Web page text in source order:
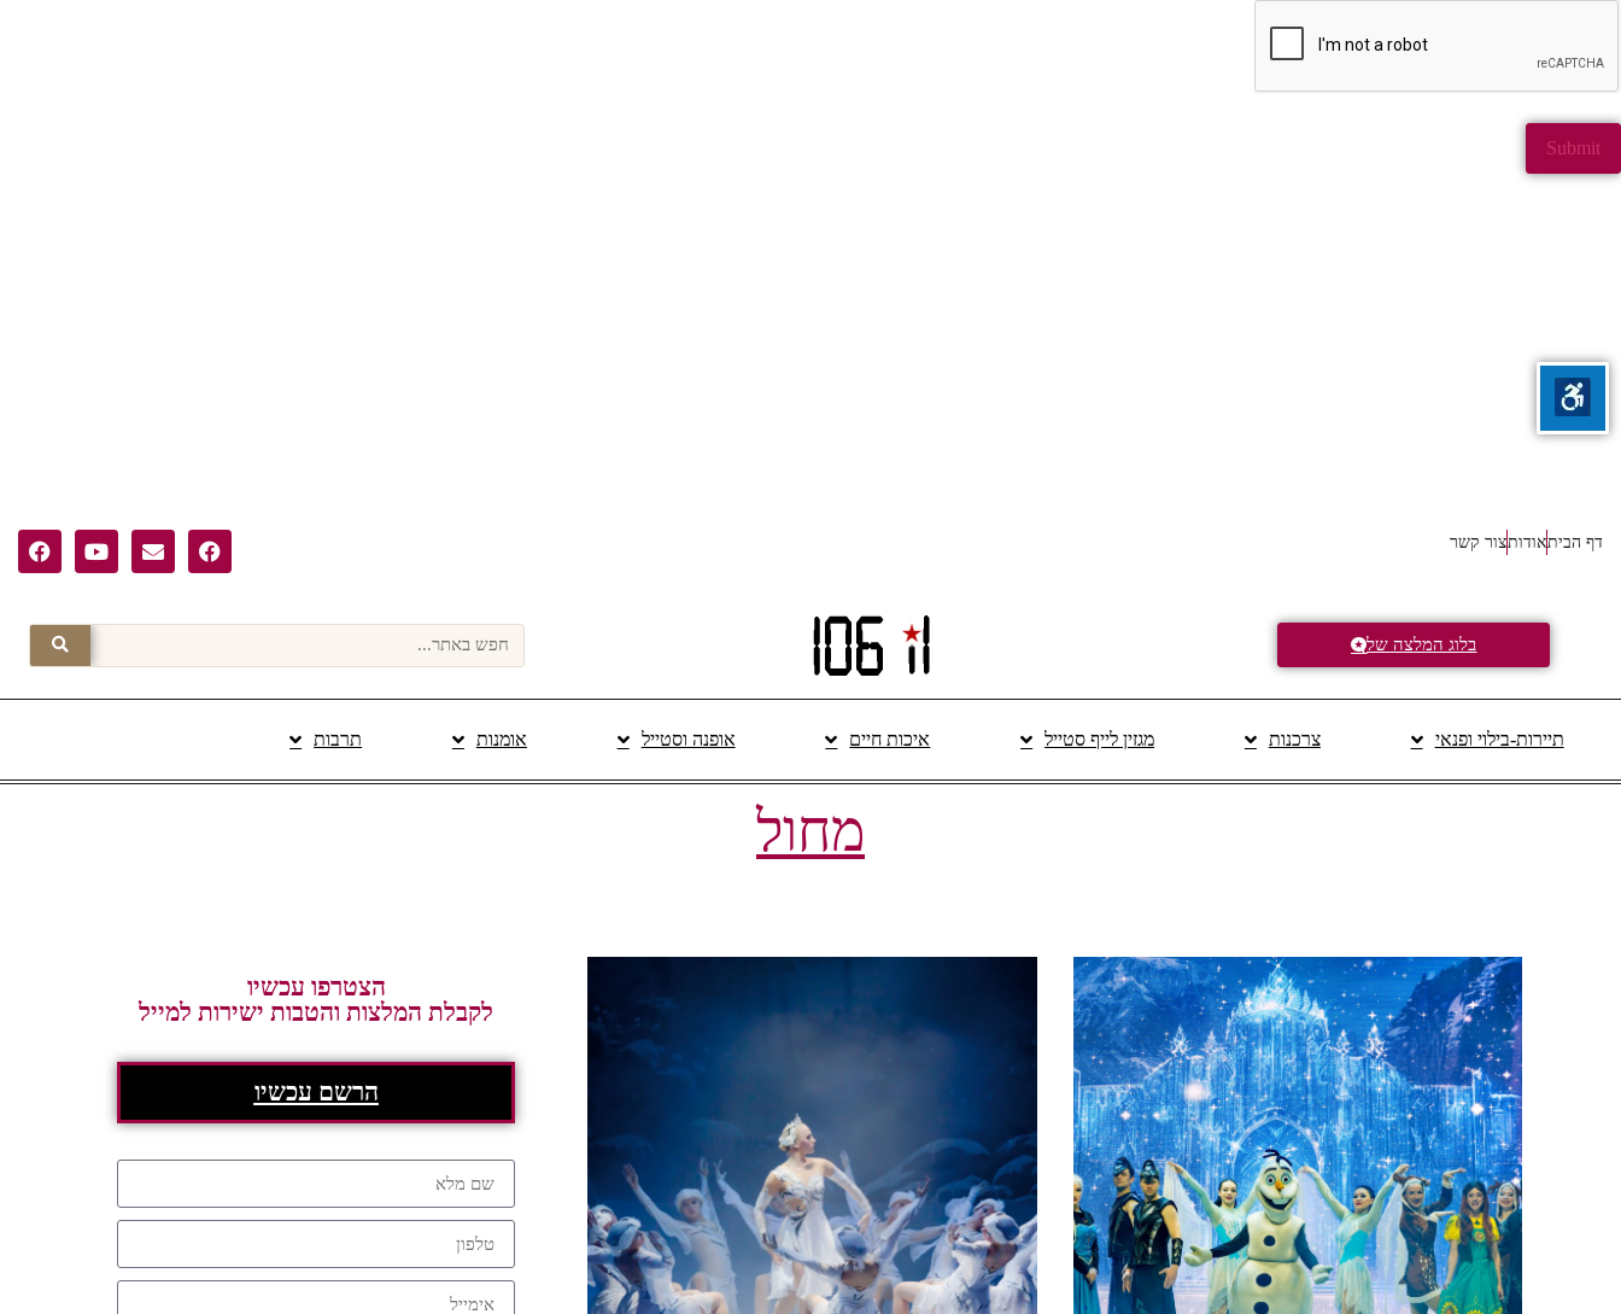
דף הביתאודותצור קשר
בלוג המלצה של
תיירות-בילוי ופנאי צרכנות מגזין לייף סטייל איכות חיים אופנה וסטייל אומנות תרבות
מחול
הצטרפו עכשיו
לקבלת המלצות והטבות ישירות למייל
הרשם עכשיו